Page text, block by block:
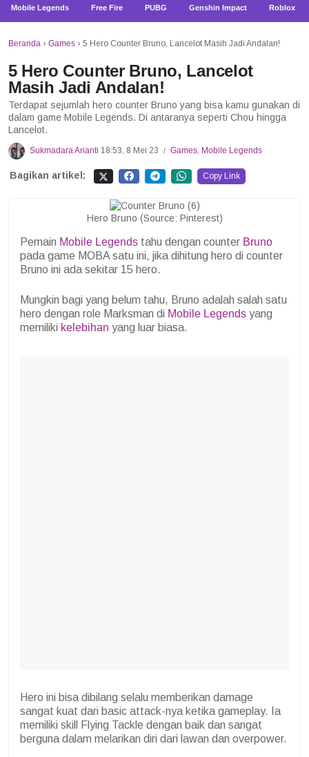
Mobile Legends Free Fire PUBG Genshin Impact Roblox
Beranda › Games › 5 Hero Counter Bruno, Lancelot Masih Jadi Andalan!
5 Hero Counter Bruno, Lancelot
Masih Jadi Andalan!
Terdapat sejumlah hero counter Bruno yang bisa kamu gunakan di
dalam game Mobile Legends. Di antaranya seperti Chou hingga
Lancelot.
Sukmadara Arianti 18:53, 8 Mei 23 / Games, Mobile Legends
Bagikan artikel: Copy Link
Hero Bruno (Source: Pinterest)
Pemain Mobile Legends tahu dengan counter Bruno
pada game MOBA satu ini, jika dihitung hero di counter
Bruno ini ada sekitar 15 hero.
Mungkin bagi yang belum tahu, Bruno adalah salah satu
hero dengan role Marksman di Mobile Legends yang
memiliki kelebihan yang luar biasa.
Hero ini bisa dibilang selalu memberikan damage
sangat kuat dari basic attack-nya ketika gameplay. Ia
memiliki skill Flying Tackle dengan baik dan sangat
berguna dalam melarikan diri dari lawan dan overpower.